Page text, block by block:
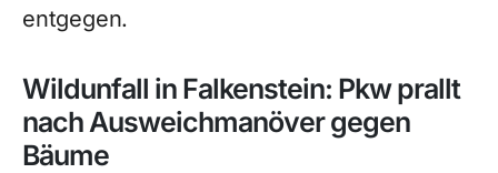
entgegen.
Wildunfall in Falkenstein: Pkw prallt
nach Ausweichmanöver gegen
Bäume